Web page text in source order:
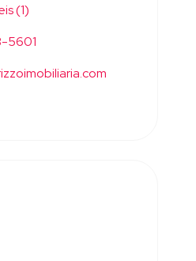
(1)
5601